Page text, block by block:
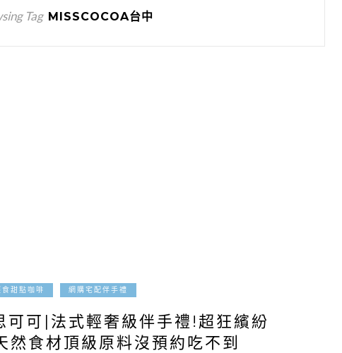
Tag MISSCOCOA台中
甜點咖啡 網購宅配伴手禮
可|法式輕奢級伴手禮!超狂繽紛
然食材頂級原料沒預約吃不到